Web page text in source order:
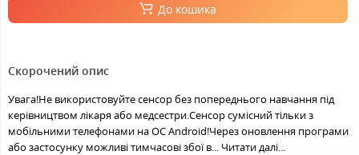
До кошика
Скорочений опис
Увага!Не використовуйте сенсор без попереднього навчання під
керівництвом лікаря або медсестри.Сенсор сумісний тільки з
мобільними телефонами на ОС Android!Через оновлення програми
або застосунку можливі тимчасові збої в... Читати далі...